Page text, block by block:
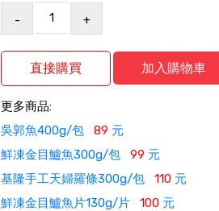
- +
更多商品:
吳郭魚400g/包 89 元
鮮凍金目鱸魚300g/包 99 元
基隆手工天婦羅條300g/包 110 元
鮮凍金目鱸魚片130g/片 100 元